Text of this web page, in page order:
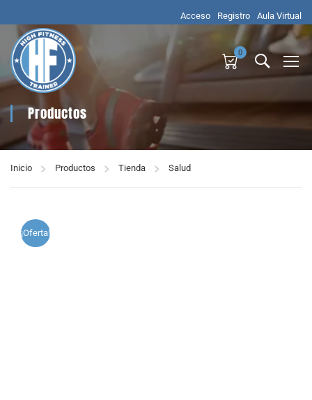
Acceso Registro Aula Virtual
0
Productos
Inicio Productos Tienda Salud
¡Oferta!